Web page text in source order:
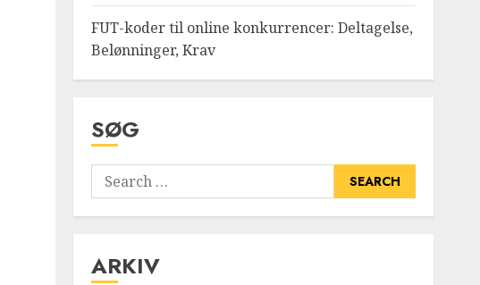
FUT-koder til online konkurrencer: Deltagelse,
Belønninger, Krav
SØG
Search
for:
ARKIV